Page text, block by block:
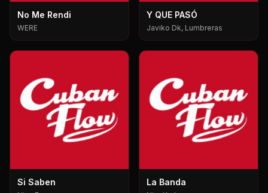
No Me Rendi
WERE
Y QUE PASÓ
Javiko Dk, Lumbreras
Si Saben La Banda